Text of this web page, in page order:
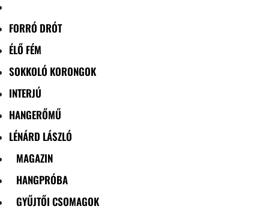
FORRÓ DRÓT
ÉLŐ FÉM
SOKKOLÓ KORONGOK
INTERJÚ
HANGERŐMŰ
LÉNÁRD LÁSZLÓ
MAGAZIN
HANGPRÓBA
GYŰJTŐI CSOMAGOK